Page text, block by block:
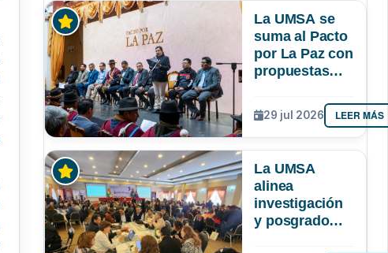
paceña
La UMSA se
suma al Pacto
por La Paz con
propuestas
desarrollo del
departamento
29 jul 2026 LEER MÁS
La UMSA
alinea
investigación
y posgrado